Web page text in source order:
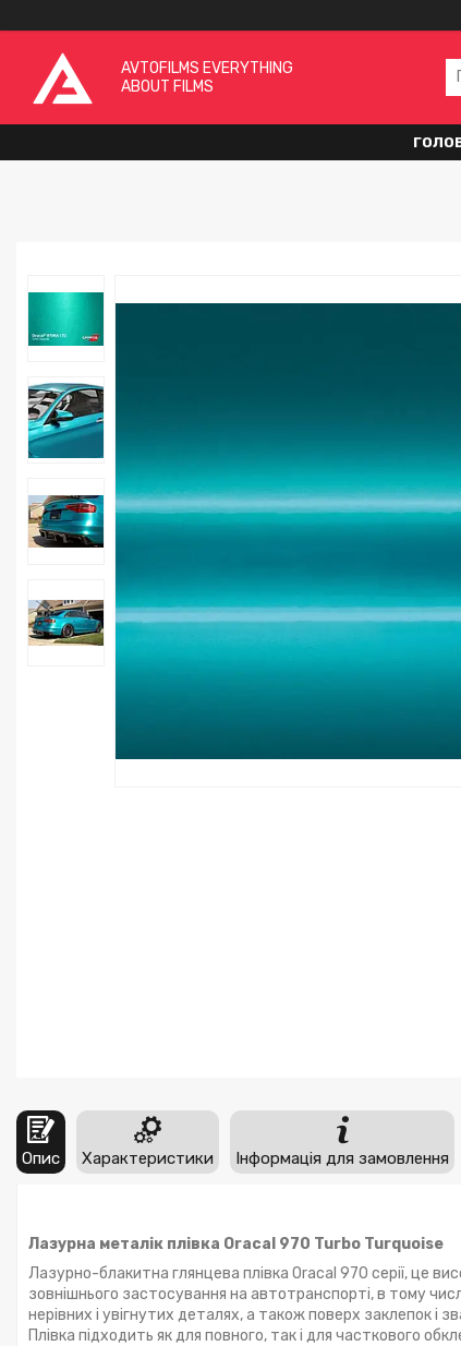
AVTOFILMS EVERYTHING
ABOUT FILMS
Опис Характеристики Інформація для замовлення
Лазурна металік плівка Oracal 970 Turbo Turquoise
Лазурно-блакитна глянцева плівка Oracal 970 серії, це
зовнішнього застосування на автотранспорті, в тому
нерівних і увігнутих деталях, а також поверх заклепок і
Плівка підходить як для повного, так і для часткового